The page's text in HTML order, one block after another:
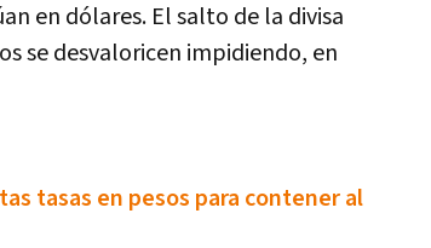
en dólares. El salto de la divisa
se desvaloricen impidiendo, en
tasas en pesos para contener al